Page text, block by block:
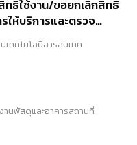
ธิ์ใช้งาน/ขอยกเลิกสิทธิ์
ให้บริการและตรวจ
ายในหน่วยงาน
เทคโนโลยีสารสนเทศ
นพัสดุและอาคารสถานที่